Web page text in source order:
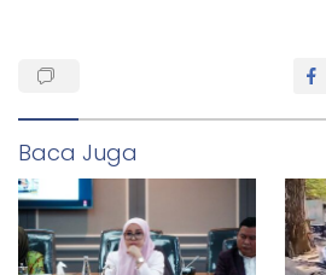
Baca Juga